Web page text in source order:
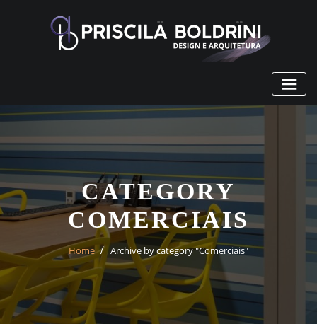
CATEGORY
COMERCIAIS
Home Archive by category "Comerciais"